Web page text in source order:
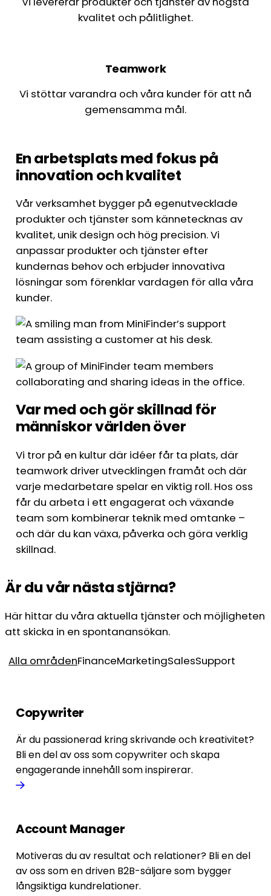
kvalitet och pålitlighet.
Teamwork
Vi stöttar varandra och våra kunder för att nå
gemensamma mål.
En arbetsplats med fokus på
innovation och kvalitet
Vår verksamhet bygger på egenutvecklade
produkter och tjänster som kännetecknas av
kvalitet, unik design och hög precision. Vi
anpassar produkter och tjänster efter
kundernas behov och erbjuder innovativa
lösningar som förenklar vardagen för alla våra
kunder.
Var med och gör skillnad för
människor världen över
Vi tror på en kultur där idéer får ta plats, där
teamwork driver utvecklingen framåt och där
varje medarbetare spelar en viktig roll. Hos oss
får du arbeta i ett engagerat och växande
team som kombinerar teknik med omtanke –
och där du kan växa, påverka och göra verklig
skillnad.
Är du vår nästa stjärna?
Här hittar du våra aktuella tjänster och möjligheten
att skicka in en spontanansökan.
Alla områdenFinanceMarketingSalesSupport
Copywriter
Är du passionerad kring skrivande och kreativitet?
Bli en del av oss som copywriter och skapa
engagerande innehåll som inspirerar.
Account Manager
Motiveras du av resultat och relationer? Bli en del
av oss som en driven B2B-säljare som bygger
långsiktiga kundrelationer.